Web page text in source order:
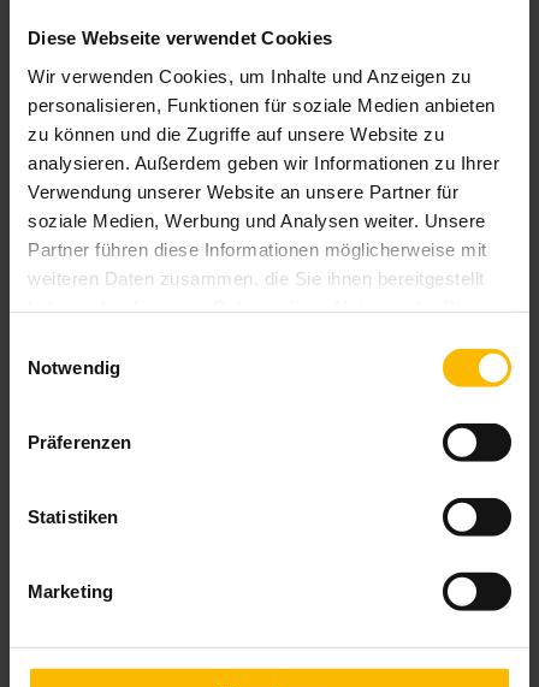
Diese Webseite verwendet Cookies
Wir verwenden Cookies, um Inhalte und Anzeigen zu
personalisieren, Funktionen für soziale Medien anbieten
zu können und die Zugriffe auf unsere Website zu
analysieren. Außerdem geben wir Informationen zu Ihrer
Verwendung unserer Website an unsere Partner für
soziale Medien, Werbung und Analysen weiter. Unsere
Partner führen diese Informationen möglicherweise mit
weiteren Daten zusammen, die Sie ihnen bereitgestellt
Notwendig
Präferenzen
Statistiken
Marketing
Farben
Weitere Informationen
Das könnte Sie auch interessieren
Aufsetz-Rollläden